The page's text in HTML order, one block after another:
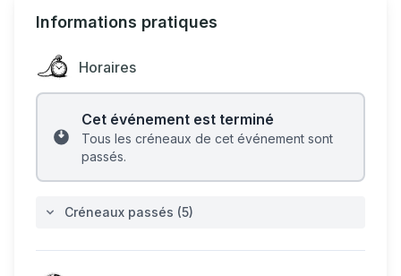
Informations pratiques
Horaires
Cet événement est terminé
Tous les créneaux de cet événement sont
passés.
Créneaux passés (5)